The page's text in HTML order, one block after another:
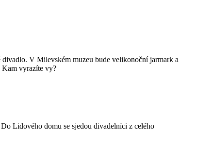
V Milevském muzeu bude velikonoční jarmark a
Kam vyrazíte vy?
Lidového domu se sjedou divadelníci z celého